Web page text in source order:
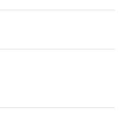
filtre